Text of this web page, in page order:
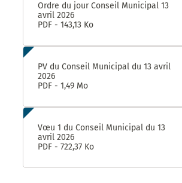
Ordre du jour Conseil Municipal 13
avril 2026
PDF - 143,13 Ko
PV du Conseil Municipal du 13 avril
2026
PDF - 1,49 Mo
Vœu 1 du Conseil Municipal du 13
avril 2026
PDF - 722,37 Ko